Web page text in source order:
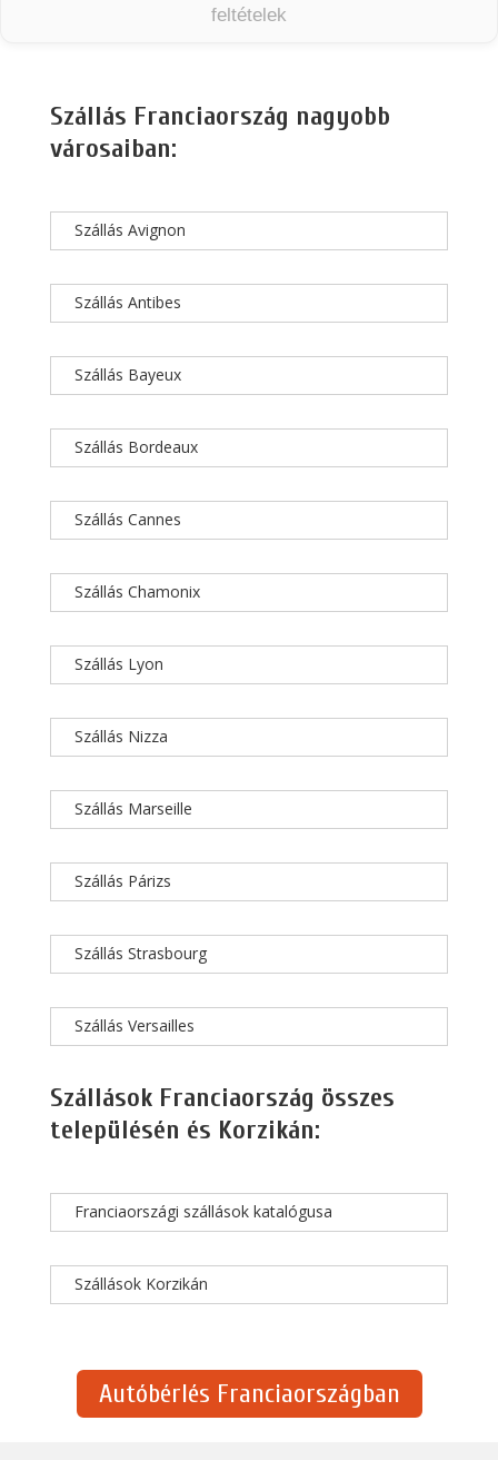
feltételek
Szállás Franciaország nagyobb
városaiban:
Szállás Avignon
Szállás Antibes
Szállás Bayeux
Szállás Bordeaux
Szállás Cannes
Szállás Chamonix
Szállás Lyon
Szállás Nizza
Szállás Marseille
Szállás Párizs
Szállás Strasbourg
Szállás Versailles
Szállások Franciaország összes
településén és Korzikán:
Franciaországi szállások katalógusa
Szállások Korzikán
Autóbérlés Franciaországban